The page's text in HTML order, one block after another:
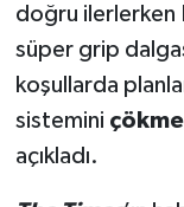
doğru ilerlerken
süper grip
koşullarda
sistemini
açıkladı.